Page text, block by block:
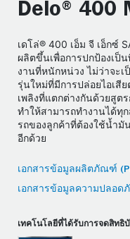
Delo® 400
เดโล่® 400 เอ็ม จี เอ็กซ์
ผลิตขึ้นเพื่อการปกป้องเป็
งานที่หนักหน่วง ไม่ว่าจะ
รุ่นใหม่ที่มีการปล่อยไอเสี
เพลิงที่แตกต่างกันด้วยสูต
ทำให้สามารถทำงานได้ทุ
รถของลูกค้าที่ต้องใช้น้ำมั
อีกด้วย
เอกสารข้อมูลผลิตภัณฑ์
เอกสารข้อมูลความปลอดภั
เทคโนโลยีที่ได้รับการจดสิทธิ